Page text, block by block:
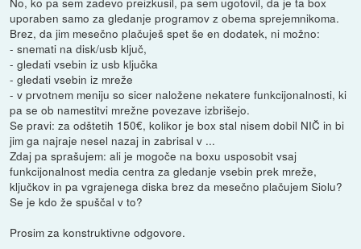
uporaben samo za gledanje programov z obema sprejemnikoma.
Brez, da jim mesečno plačuješ spet še en dodatek, ni možno:
- snemati na disk/usb ključ,
- gledati vsebin iz usb ključka
- gledati vsebin iz mreže
- v prvotnem meniju so sicer naložene nekatere funkcijonalnosti, ki
pa se ob namestitvi mrežne povezave izbrišejo.
Se pravi: za odštetih 150€, kolikor je box stal nisem dobil NIČ in bi
jim ga najraje nesel nazaj in zabrisal v ...
Zdaj pa sprašujem: ali je mogoče na boxu usposobit vsaj
funkcijonalnost media centra za gledanje vsebin prek mreže,
ključkov in pa vgrajenega diska brez da mesečno plačujem Siolu?
Se je kdo že spuščal v to?
Prosim za konstruktivne odgovore.